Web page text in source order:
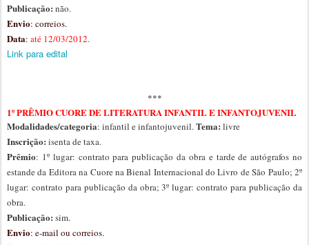
Publicação: não.
Envio: correios.
Data: até 12/03/2012.
Link para edital
***
1º PRÊMIO CUORE DE LITERATURA INFANTIL E INFANTOJUVENIL
Modalidades/categoria: infantil e infantojuvenil.Tema: livre
Inscrição: isenta de taxa.
Prêmio: 1º lugar: contrato para publicação da obra e tarde de autógrafos no
estande da Editora na Cuore na Bienal Internacional do Livro de São Paulo; 2º
lugar: contrato para publicação da obra; 3º lugar: contrato para publicação da
obra.
Publicação: sim.
Envio: e-mail ou correios.